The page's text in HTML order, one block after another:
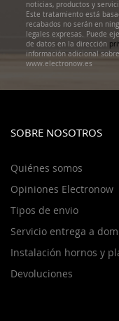
noticias, productos y
Este tratamiento está
recabados no serán en
legales expresas. Puede
de datos en la dirección
información adicional
www.electronow.es
SOBRE NOSOTROS
Quiénes somos
Opiniones Electronow
Tipos de envio
Servicio entrega a
Instalación hornos y
Devoluciones